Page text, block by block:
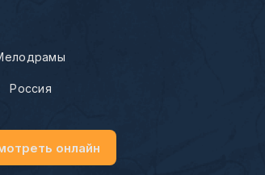
Россия
онлайн